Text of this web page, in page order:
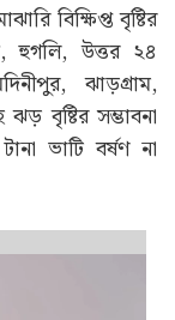
বিক্ষিপ্ত বৃষ্টির
হুগলি, উত্তর ২৪
ঝাড়গ্রাম,
বৃষ্টির সম্ভাবনা
ভাটি বর্ষণ না